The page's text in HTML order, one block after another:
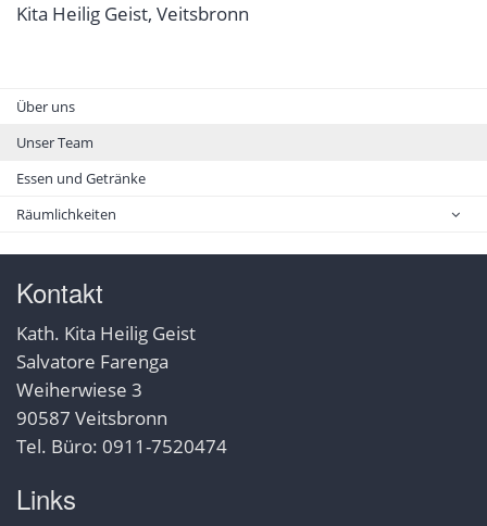
Kita Heilig Geist, Veitsbronn
Über uns
Unser Team
Essen und Getränke
Räumlichkeiten
Kontakt
Kath. Kita Heilig Geist
Salvatore Farenga
Weiherwiese 3
90587 Veitsbronn
Tel. Büro: 0911-7520474
Links